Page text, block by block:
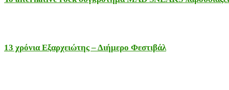
13 χρόνια Εξαρχειώτης – Διήμερο Φεστιβάλ